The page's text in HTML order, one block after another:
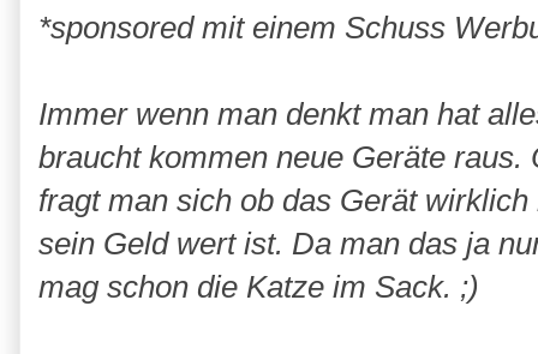
*sponsored mit einem Schuss
Immer wenn man denkt man hat
braucht kommen neue Geräte
fragt man sich ob das Gerät
sein Geld wert ist. Da man das ja
mag schon die Katze im Sack. ;)